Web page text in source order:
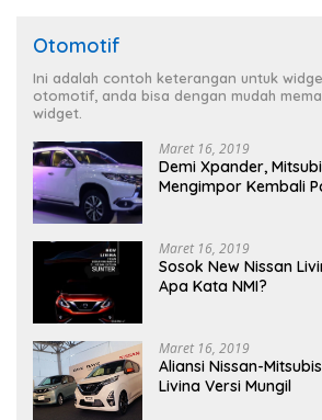
Otomotif
Ini adalah contoh keterangan untuk
otomotif, anda bisa dengan mudah
widget.
Maret 16, 2019
Demi Xpander,
Mengimpor Kembali
Maret 16, 2019
Sosok New Nissan
Apa Kata NMI?
Maret 16, 2019
Aliansi Nissan-
Livina Versi Mungil